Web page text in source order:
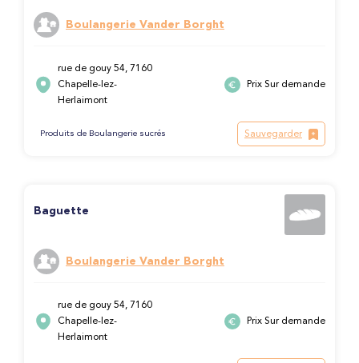
Boulangerie Vander Borght
rue de gouy 54, 7160
Chapelle-lez-
Herlaimont
Prix Sur demande
Produits de Boulangerie sucrés Sauvegarder
Baguette
Boulangerie Vander Borght
rue de gouy 54, 7160
Chapelle-lez-
Herlaimont
Prix Sur demande